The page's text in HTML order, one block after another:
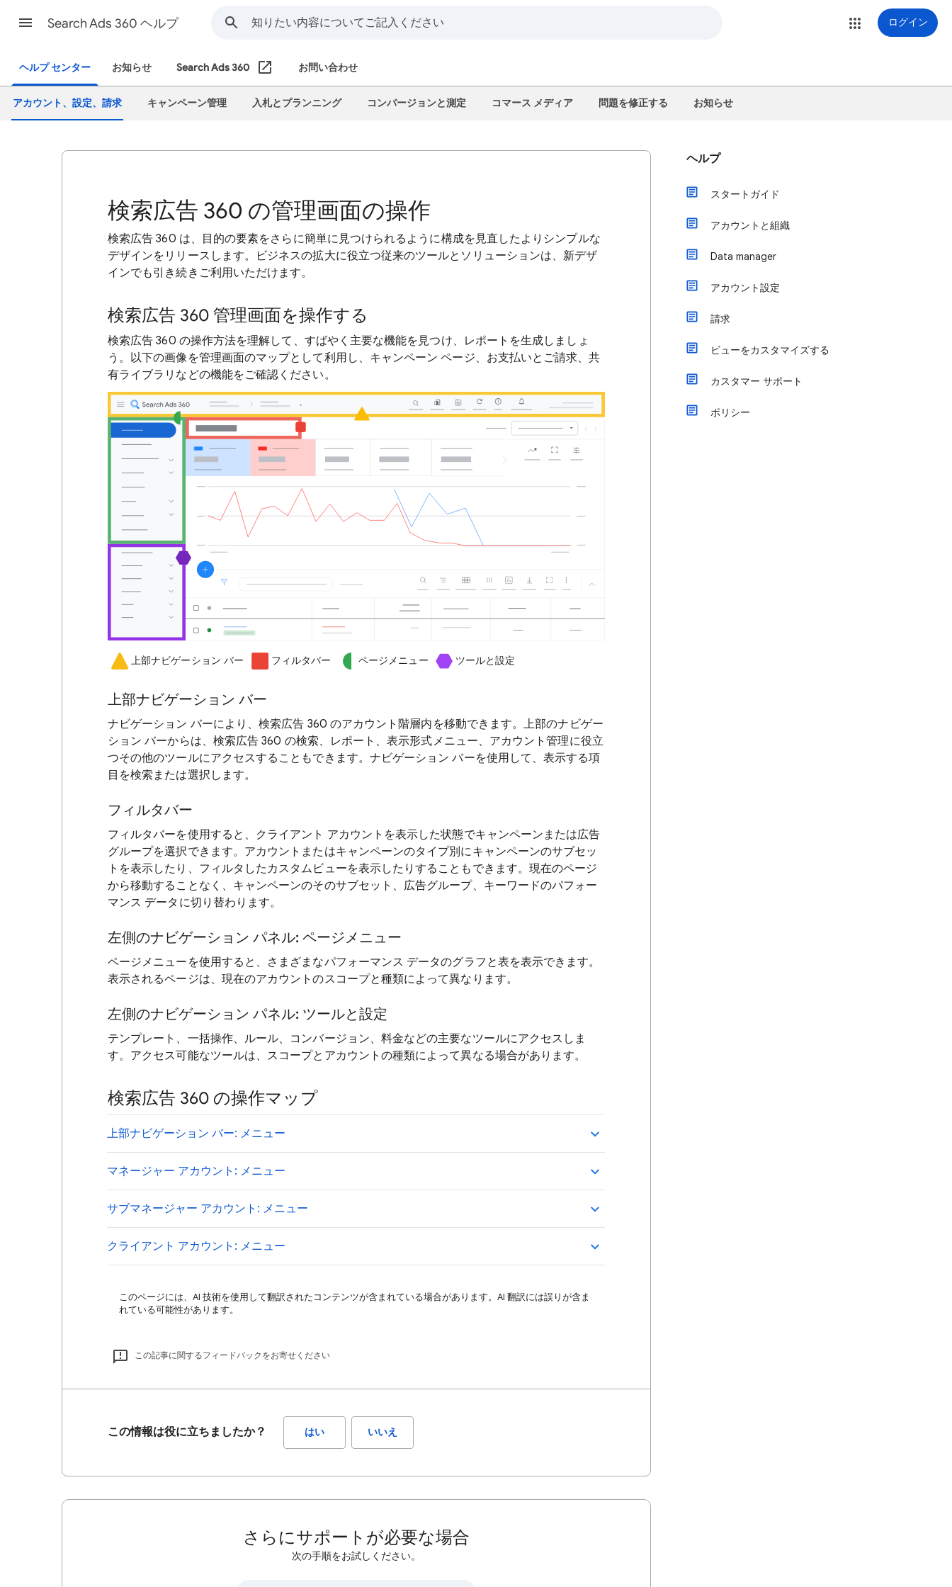
Search Ads 360 ヘルプ ログイン
ヘルプ センター お知らせ Search Ads 360 お問い合わせ
アカウント、設定、請求 キャンペーン管理 入札とプランニング コンバージョンと測定 コマース メディア 問題を修正する お知らせ
検索広告 360 の管理画面の操作
検索広告 360 は、目的の要素をさらに簡単に見つけられるように構成を見直したよりシンプルな
デザインをリリースします。ビジネスの拡大に役立つ従来のツールとソリューションは、新デザ
インでも引き続きご利用いただけます。
検索広告 360 管理画面を操作する
検索広告 360 の操作方法を理解して、すばやく主要な機能を見つけ、レポートを生成しましょ
う。以下の画像を管理画面のマップとして利用し、キャンペーン ページ、お支払いとご請求、共
有ライブラリなどの機能をご確認ください。
上部ナビゲーション バー フィルタバー ページメニュー ツールと設定
上部ナビゲーション バー
ナビゲーション バーにより、検索広告 360 のアカウント階層内を移動できます。上部のナビゲー
ション バーからは、検索広告 360 の検索、レポート、表示形式メニュー、アカウント管理に役立
つその他のツールにアクセスすることもできます。ナビゲーション バーを使用して、表示する項
目を検索または選択します。
フィルタバー
フィルタバーを使用すると、クライアント アカウントを表示した状態でキャンペーンまたは広告
グループを選択できます。アカウントまたはキャンペーンのタイプ別にキャンペーンのサブセッ
トを表示したり、フィルタしたカスタムビューを表示したりすることもできます。現在のページ
から移動することなく、キャンペーンのそのサブセット、広告グループ、キーワードのパフォー
マンス データに切り替わります。
左側のナビゲーション パネル: ページメニュー
ページメニューを使用すると、さまざまなパフォーマンス データのグラフと表を表示できます。
表示されるページは、現在のアカウントのスコープと種類によって異なります。
左側のナビゲーション パネル: ツールと設定
テンプレート、一括操作、ルール、コンバージョン、料金などの主要なツールにアクセスしま
す。アクセス可能なツールは、スコープとアカウントの種類によって異なる場合があります。
検索広告 360 の操作マップ
上部ナビゲーション バー: メニュー
マネージャー アカウント: メニュー
サブマネージャー アカウント: メニュー
クライアント アカウント: メニュー
このページには、AI 技術を使用して翻訳されたコンテンツが含まれている場合があります。AI 翻訳には誤りが含ま
れている可能性があります。
この記事に関するフィードバックをお寄せください
この情報は役に立ちましたか？ はい いいえ
さらにサポートが必要な場合
次の手順をお試しください。
ヘルプ
スタートガイド
アカウントと組織
Data manager
アカウント設定
請求
ビューをカスタマイズする
カスタマー サポート
ポリシー